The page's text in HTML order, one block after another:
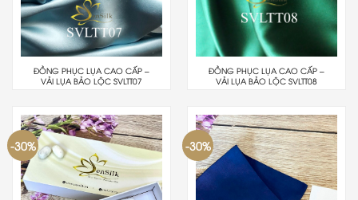
ĐỒNG PHỤC LỤA CAO CẤP –
VẢI LỤA BẢO LỘC SVLTT07
ĐỒNG PHỤC LỤA CAO CẤP –
VẢI LỤA BẢO LỘC SVLTT08
-30% -30%